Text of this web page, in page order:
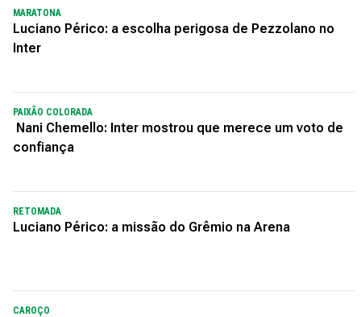
MARATONA
Luciano Périco: a escolha perigosa de Pezzolano no
Inter
PAIXÃO COLORADA
Nani Chemello: Inter mostrou que merece um voto de
confiança
RETOMADA
Luciano Périco: a missão do Grêmio na Arena
CAROÇO